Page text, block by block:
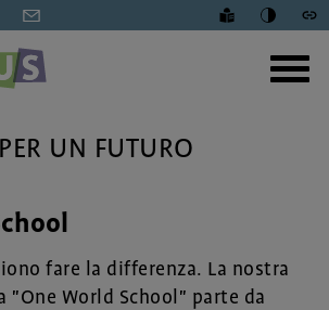
UN FUTURO
fare la differenza. La nostra
World School" parte da